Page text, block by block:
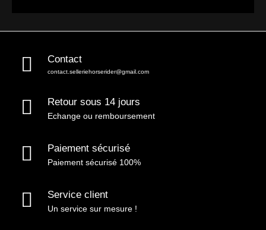
Contact
contact.selleriehorserider@gmail.com
Retour sous 14 jours
Echange ou remboursement
Paiement sécurisé
Paiement sécurisé 100%
Service client
Un service sur mesure !